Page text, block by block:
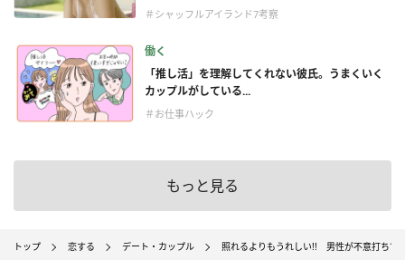
＃シャッフルアイランド7考察
働く
「推し活」を理解してくれない彼氏。うまくいく
カップルがしている...
＃お仕事ハック
もっと見る
トップ 恋する デート・カップル 照れるよりもうれしい!! 男性が不意打ちで